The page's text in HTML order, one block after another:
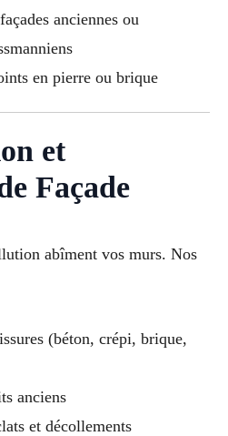
anciennes ou
en pierre ou brique
et
Façade
abîment vos murs. Nos
(béton, crépi, brique,
anciens
et décollements